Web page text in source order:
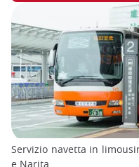
Servizio navetta in
e Narita